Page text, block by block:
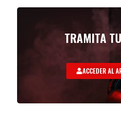
TRAMITA
ACCEDER AL